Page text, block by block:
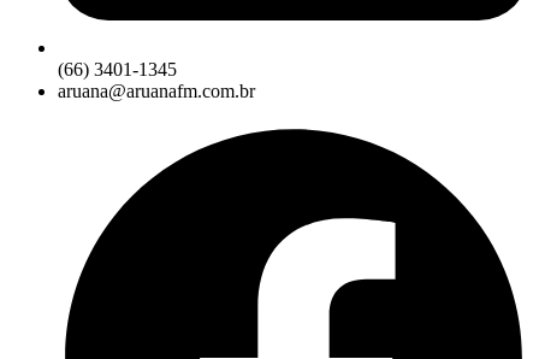
(66) 3401-1345
aruana@aruanafm.com.br